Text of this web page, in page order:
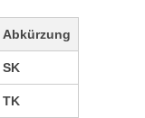
Abkürzung
SK
TK